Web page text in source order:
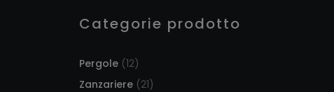
Categorie prodotto
Pergole (12)
Zanzariere (21)